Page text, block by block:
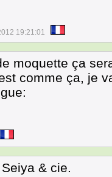
19:21:01
moquette ça
comme ça, je
& cie.